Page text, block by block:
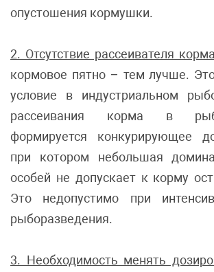
опустошения кормушки.
2. Отсутствие рассеивателя
кормовое пятно – тем лучше.
условие в индустриальном
рассеивания корма в
формируется конкурирующее
при котором небольшая
особей не допускает к корму
Это недопустимо при
рыборазведения.
3. Необходимость менять